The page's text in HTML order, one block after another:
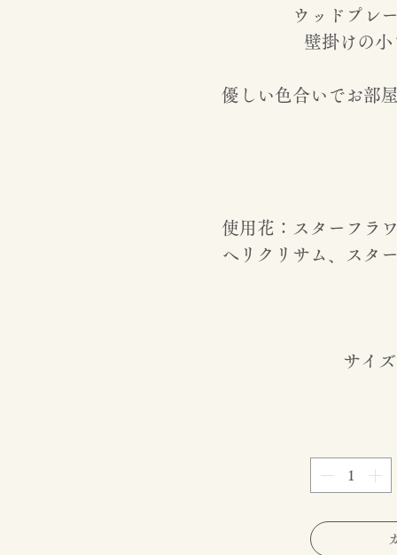
ウッドプレ
壁掛けの
優しい色合いでお部
使用花：スターフラ
ヘリクリサム、スタ
サイ